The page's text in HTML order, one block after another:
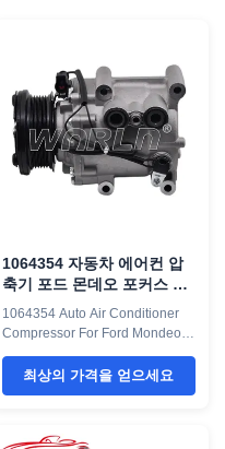
1064354 자동차 에어컨 압
축기 포드 몬데오 포커스 트
랜зит WXFD024
1064354 Auto Air Conditioner
Compressor For Ford Mondeo
Focus Transit WXFD024 The car
compressor is an important part
of the air conditioning system,
conditioner through a drive belt.
최상의 가격을 얻으세요